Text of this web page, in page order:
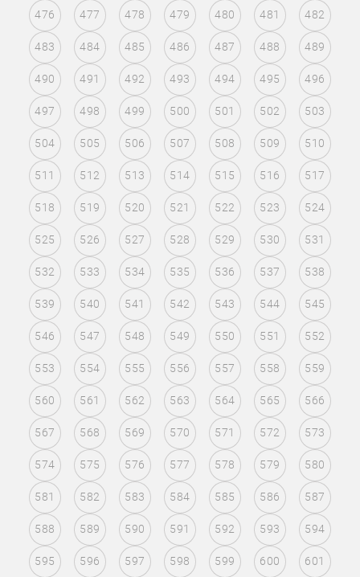
476 477 478 479 480 481 482
483 484 485 486 487 488 489
490 491 492 493 494 495 496
497 498 499 500 501 502 503
504 505 506 507 508 509 510
511 512 513 514 515 516 517
518 519 520 521 522 523 524
525 526 527 528 529 530 531
532 533 534 535 536 537 538
539 540 541 542 543 544 545
546 547 548 549 550 551 552
553 554 555 556 557 558 559
560 561 562 563 564 565 566
567 568 569 570 571 572 573
574 575 576 577 578 579 580
581 582 583 584 585 586 587
588 589 590 591 592 593 594
595 596 597 598 599 600 601